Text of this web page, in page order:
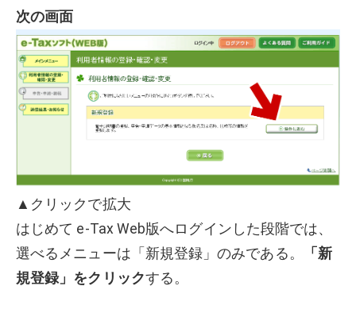
次の画面
▲クリックで拡大
はじめて e-Tax Web版へログインした段階では、
選べるメニューは「新規登録」のみである。
「新
規登録」をクリックする。